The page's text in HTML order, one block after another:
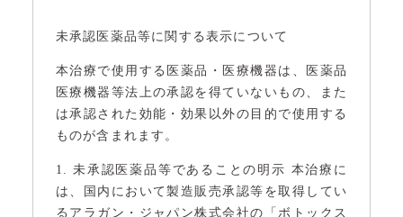
未承認医薬品等に関する表示について
本治療で使用する医薬品・医療機器は、医薬品
医療機器等法上の承認を得ていないもの、また
は承認された効能・効果以外の目的で使用する
ものが含まれます。
1. 未承認医薬品等であることの明示 本治療に
は、国内において製造販売承認等を取得してい
るアラガン・ジャパン株式会社の「ボトックス